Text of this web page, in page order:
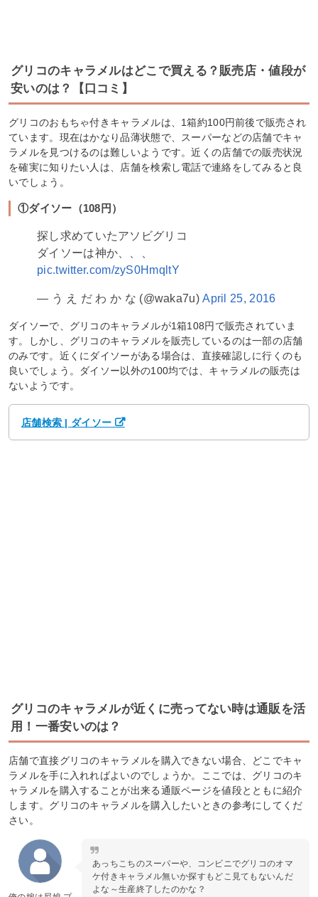
グリコのキャラメルはどこで買える？販売店・値段が
安いのは？【口コミ】
グリコのおもちゃ付きキャラメルは、1箱約100円前後で販売され
ています。現在はかなり品薄状態で、スーパーなどの店舗でキャ
ラメルを見つけるのは難しいようです。近くの店舗での販売状況
を確実に知りたい人は、店舗を検索し電話で連絡をしてみると良
いでしょう。
①ダイソー（108円）
探し求めていたアソビグリコ
ダイソーは神か、、、
pic.twitter.com/zyS0HmqltY
— う え だ わ か な (@waka7u)April 25, 2016
ダイソーで、グリコのキャラメルが1箱108円で販売されていま
す。しかし、グリコのキャラメルを販売しているのは一部の店舗
のみです。近くにダイソーがある場合は、直接確認しに行くのも
良いでしょう。ダイソー以外の100均では、キャラメルの販売は
ないようです。
店舗検索 | ダイソー
グリコのキャラメルが近くに売ってない時は通販を活
用！一番安いのは？
店舗で直接グリコのキャラメルを購入できない場合、どこでキャ
ラメルを手に入れればよいのでしょうか。ここでは、グリコのキ
ャラメルを購入することが出来る通販ページを値段とともに紹介
します。グリコのキャラメルを購入したいときの参考にしてくだ
さい。
あっちこちのスーパーや、コンビニでグリコのオマ
ケ付きキャラメル無いか探すもどこ見てもないんだ
よな～生産終了したのかな？